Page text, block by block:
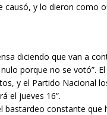
causó, y lo dieron como
diciendo que van a
porque no se votó”.
y el Partido Nacional
el jueves 16”.
bastardeo constante que